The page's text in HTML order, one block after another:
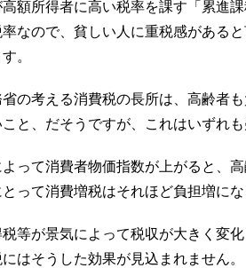
額所得者に高い税率を課す「累進
率なので、貧しい人に重税感がある
。
の考える消費税の長所は、高齢者
と、だそうですが、これはいずれも
って消費者物価指数が上がると、
って消費増税はそれほど負担増にな
等が景気によって税収が大きく変
はそうした効果が見込まれません。